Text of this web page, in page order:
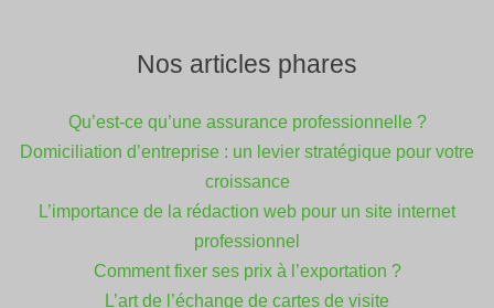
Nos articles phares
Qu’est-ce qu’une assurance professionnelle ?
Domiciliation d’entreprise : un levier stratégique pour votre
croissance
L’importance de la rédaction web pour un site internet
professionnel
Comment fixer ses prix à l’exportation ?
L’art de l’échange de cartes de visite